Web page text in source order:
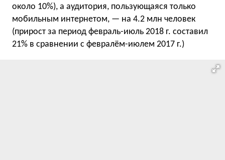
около 10%), а аудитория, пользующаяся только
мобильным интернетом, — на 4.2 млн человек
(прирост за период февраль-июль 2018 г. составил
21% в сравнении с февралём-июлем 2017 г.)